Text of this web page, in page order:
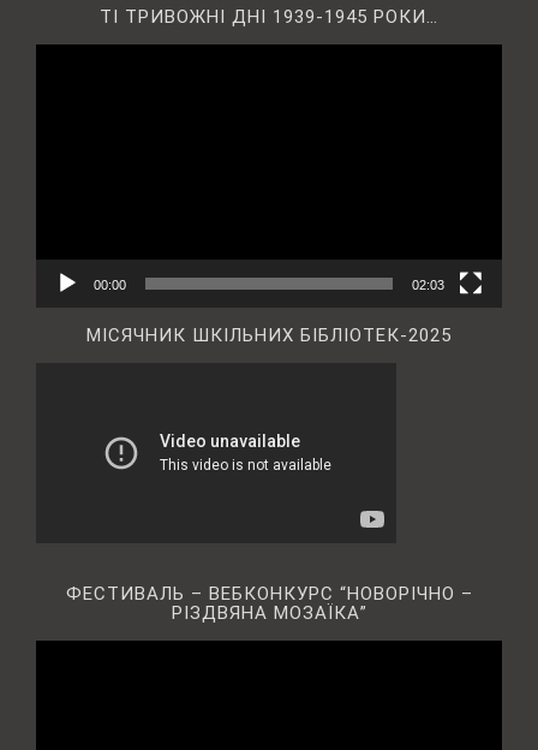
ТІ ТРИВОЖНІ ДНІ 1939-1945 РОКИ…
00:00 02:03
МІСЯЧНИК ШКІЛЬНИХ БІБЛІОТЕК-2025
ФЕСТИВАЛЬ – ВЕБКОНКУРС “НОВОРІЧНО –
РІЗДВЯНА МОЗАЇКА”